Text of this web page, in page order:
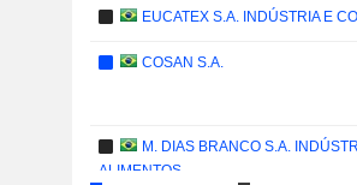
EUCATEX S.A. INDÚSTRIA E
COSAN S.A.
M. DIAS BRANCO S.A.
ALIMENTOS